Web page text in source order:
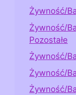
Żywność/
Żywność/
Pozostałe
Żywność/
Żywność/
Żywność/